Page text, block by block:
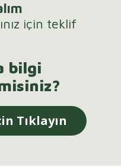
için teklif
bilgi
Tıklayın